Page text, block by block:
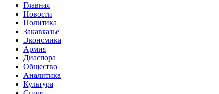
Главная
Новости
Политика
Закавказье
Экономика
Армия
Диаспора
Общество
Аналитика
Культура